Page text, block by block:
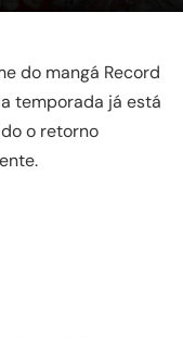
do mangá Record
temporada já está
o retorno